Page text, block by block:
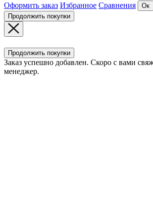
Оформить заказ Избранное Сравнения Ок
Продолжить покупки
Продолжить покупки
Заказ успешно добавлен. Скоро с вами
менеджер.